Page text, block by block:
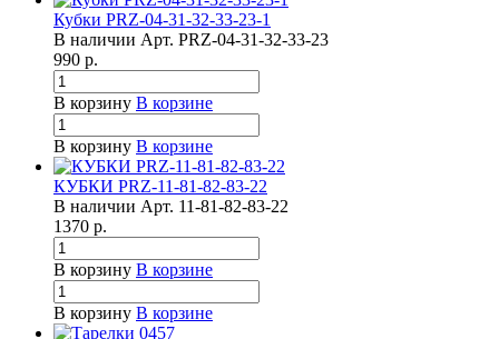
Кубки PRZ-04-31-32-33-23-1
В наличии Арт. PRZ-04-31-32-33-23
990 р.
В корзину В корзине
В корзину В корзине
КУБКИ PRZ-11-81-82-83-22
В наличии Арт. 11-81-82-83-22
1370 р.
В корзину В корзине
В корзину В корзине